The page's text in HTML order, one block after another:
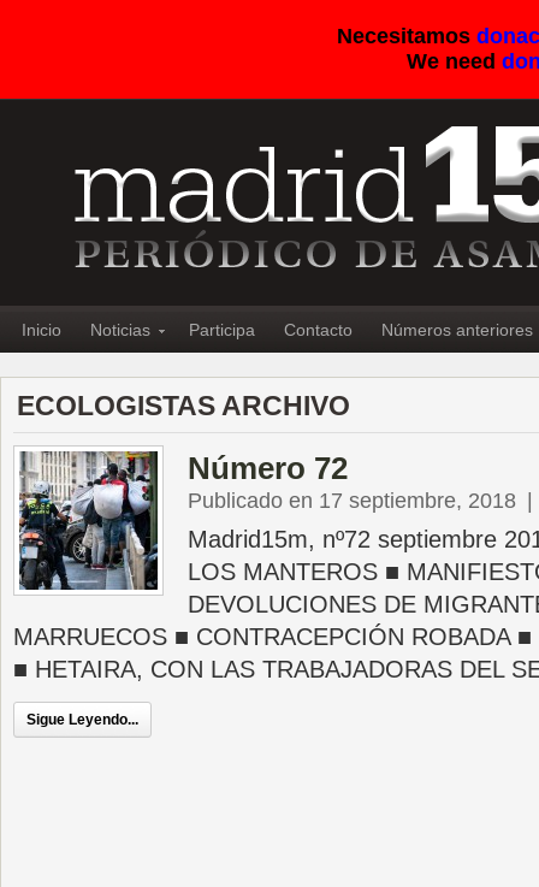
Necesitamos
We need
Inicio Noticias Participa Contacto Números anteriores
ECOLOGISTAS ARCHIVO
Número 72
Publicado en 17 septiembre, 2018
Madrid15m, nº72 septiembre
LOS MANTEROS ■
DEVOLUCIONES DE
MARRUECOS ■ CONTRACEPCIÓN ROBADA ■
■ HETAIRA, CON LAS TRABAJADORAS DEL
Sigue Leyendo...